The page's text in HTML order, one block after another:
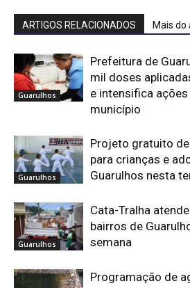
ARTIGOS RELACIONADOS Mais do
Guarulhos
Prefeitura de
mil doses
e intensifica
município
Guarulhos
Projeto gratuito
para crianças e
Guarulhos nesta
Guarulhos
Cata-Tralha
bairros de
semana
Programação de